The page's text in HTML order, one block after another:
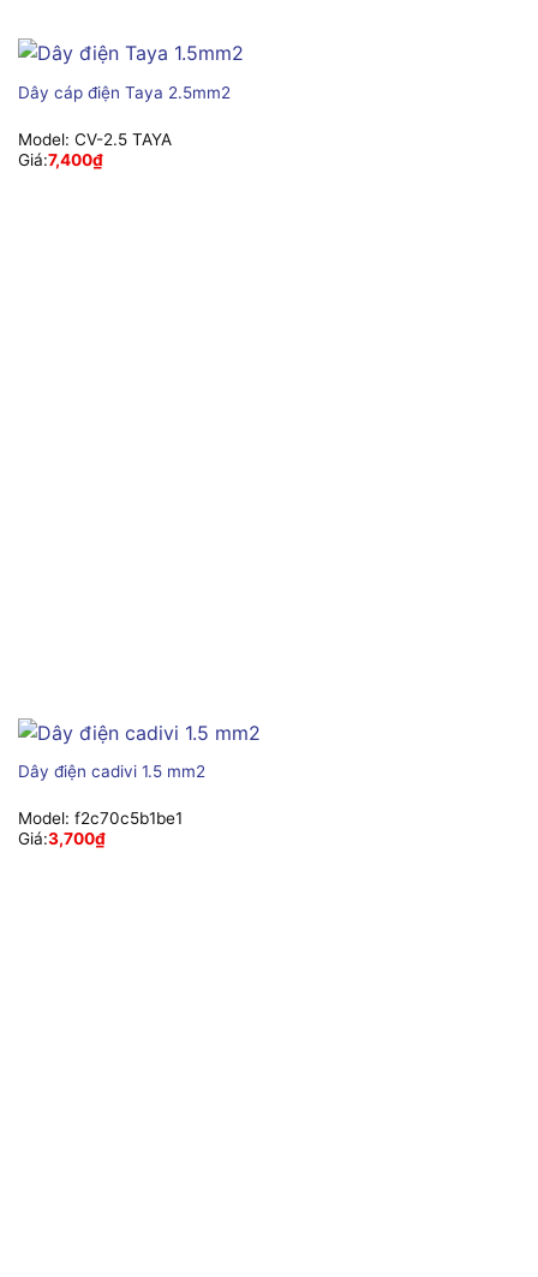
Dây cáp điện Taya 2.5mm2
Model: CV-2.5 TAYA
Giá:7,400₫
Dây điện cadivi 1.5 mm2
Model: f2c70c5b1be1
Giá:3,700₫